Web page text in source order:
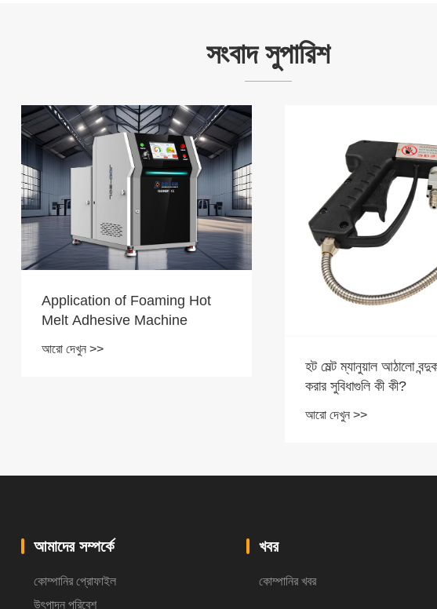
সংবাদ সুপারিশ
কিভাবে একটি গরম গলিত
কাজ করে?
আরো দেখুন >>
আমাদের সম্পর্কে
কোম্পানির প্রোফাইল
উৎপাদন পরিবেশ
খবর
কোম্পানির খবর